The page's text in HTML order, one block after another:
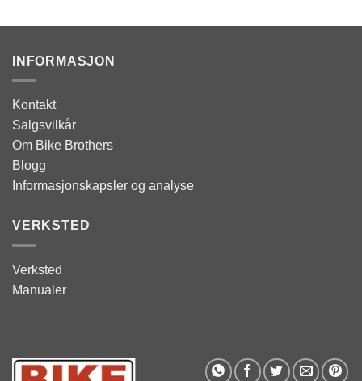
INFORMASJON
Kontakt
Salgsvilkår
Om Bike Brothers
Blogg
Informasjonskapsler og analyse
VERKSTED
Verksted
Manualer